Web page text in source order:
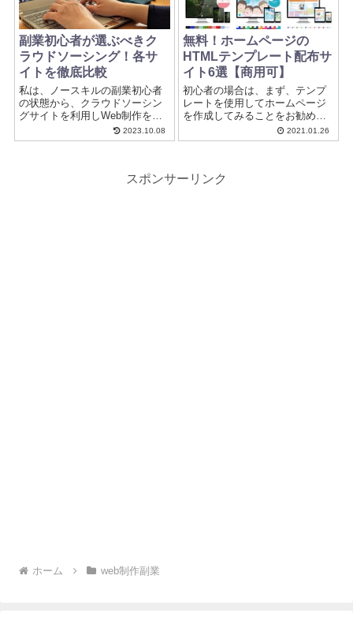
副業初心者が選ぶべきク
ラウドソーシング！各サ
イトを徹底比較
私は、ノースキルの副業初心者
の状態から、クラウドソーシン
グサイトを利用しWeb制作をし
ています。副業初心者の私がク
ラウドソーシングサイトで仕事
ラウドソーシングについて各サ
2023.10.08
無料！ホームページの
HTMLテンプレート配布サ
イト6選【商用可】
初心者の場合は、まず、テンプ
レートを使用してホームページ
を作成してみることをお勧めし
ます。 商用可能なホームページ
テンプレートを無料で配布して
HTMLを勉強していくのも全然あ
2021.01.26
スポンサーリンク
ホーム web制作副業